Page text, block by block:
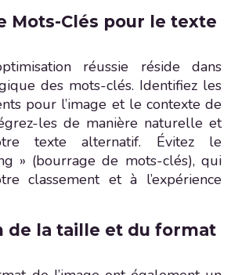
Mots-Clés pour le texte
réussie réside dans
des mots-clés. Identifiez les
pour l’image et le contexte de
les de manière naturelle et
texte alternatif. Évitez le
» (bourrage de mots-clés), qui
classement et à l’expérience
de la taille et du format